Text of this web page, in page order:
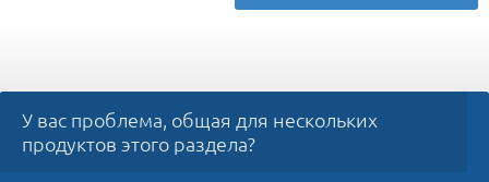
У вас проблема, общая для нескольких
продуктов этого раздела?